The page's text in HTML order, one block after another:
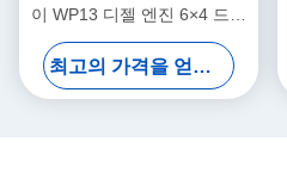
이 WP13 디젤 엔진 6×4 드라
이브 휠 트랙터 트럭 21-30t
부하 용량
최고의 가격을 얻으십시오